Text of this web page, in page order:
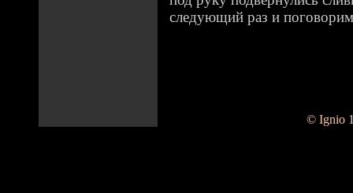
следующий раз и
© Ignio